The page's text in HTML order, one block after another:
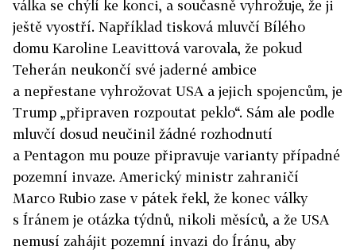
válka se chýlí ke konci, a současně vyhrožuje, že ji
ještě vyostří. Například tisková mluvčí Bílého
domu Karoline Leavittová varovala, že pokud
Teherán neukončí své jaderné ambice
a nepřestane vyhrožovat USA a jejich spojencům, je
Trump „připraven rozpoutat peklo“. Sám ale podle
mluvčí dosud neučinil žádné rozhodnutí
a Pentagon mu pouze připravuje varianty případné
pozemní invaze. Americký ministr zahraničí
Marco Rubio zase v pátek řekl, že konec války
s Íránem je otázka týdnů, nikoli měsíců, a že USA
nemusí zahájit pozemní invazi do Íránu, aby